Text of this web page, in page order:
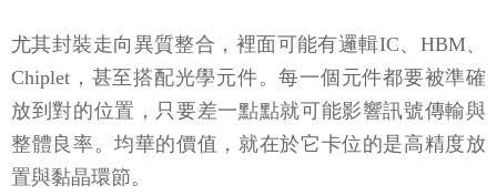
尤其封裝走向異質整合，裡面可能有邏輯IC、HBM、
Chiplet，甚至搭配光學元件。每一個元件都要被準確
放到對的位置，只要差一點點就可能影響訊號傳輸與
整體良率。均華的價值，就在於它卡位的是高精度放
置與黏晶環節。